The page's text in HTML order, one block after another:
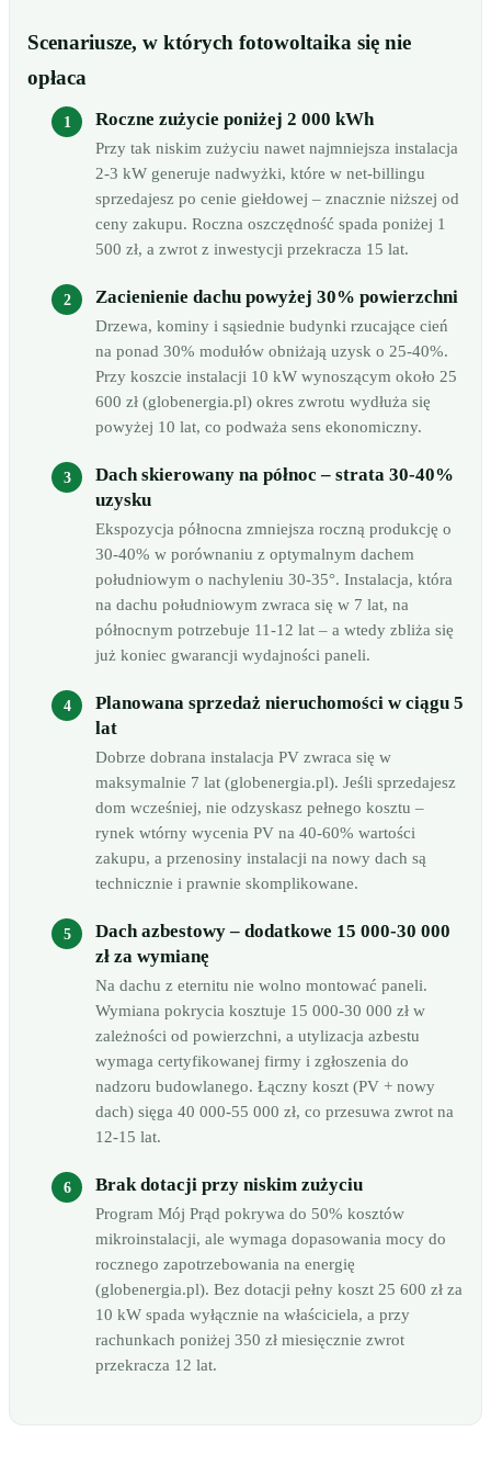
Scenariusze, w których fotowoltaika się nie
opłaca
Roczne zużycie poniżej 2 000 kWh
Przy tak niskim zużyciu nawet najmniejsza instalacja
2-3 kW generuje nadwyżki, które w net-billingu
sprzedajesz po cenie giełdowej – znacznie niższej od
ceny zakupu. Roczna oszczędność spada poniżej 1
500 zł, a zwrot z inwestycji przekracza 15 lat.
Zacienienie dachu powyżej 30% powierzchni
Drzewa, kominy i sąsiednie budynki rzucające cień
na ponad 30% modułów obniżają uzysk o 25-40%.
Przy koszcie instalacji 10 kW wynoszącym około 25
600 zł (globenergia.pl) okres zwrotu wydłuża się
powyżej 10 lat, co podważa sens ekonomiczny.
Dach skierowany na północ – strata 30-40%
uzysku
Ekspozycja północna zmniejsza roczną produkcję o
30-40% w porównaniu z optymalnym dachem
południowym o nachyleniu 30-35°. Instalacja, która
na dachu południowym zwraca się w 7 lat, na
północnym potrzebuje 11-12 lat – a wtedy zbliża się
już koniec gwarancji wydajności paneli.
Planowana sprzedaż nieruchomości w ciągu 5
lat
Dobrze dobrana instalacja PV zwraca się w
maksymalnie 7 lat (globenergia.pl). Jeśli sprzedajesz
dom wcześniej, nie odzyskasz pełnego kosztu –
rynek wtórny wycenia PV na 40-60% wartości
zakupu, a przenosiny instalacji na nowy dach są
technicznie i prawnie skomplikowane.
Dach azbestowy – dodatkowe 15 000-30 000
zł za wymianę
Na dachu z eternitu nie wolno montować paneli.
Wymiana pokrycia kosztuje 15 000-30 000 zł w
zależności od powierzchni, a utylizacja azbestu
wymaga certyfikowanej firmy i zgłoszenia do
nadzoru budowlanego. Łączny koszt (PV + nowy
dach) sięga 40 000-55 000 zł, co przesuwa zwrot na
12-15 lat.
Brak dotacji przy niskim zużyciu
Program Mój Prąd pokrywa do 50% kosztów
mikroinstalacji, ale wymaga dopasowania mocy do
rocznego zapotrzebowania na energię
(globenergia.pl). Bez dotacji pełny koszt 25 600 zł za
10 kW spada wyłącznie na właściciela, a przy
rachunkach poniżej 350 zł miesięcznie zwrot
przekracza 12 lat.